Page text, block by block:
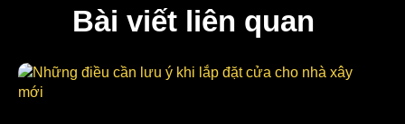
Bài viết liên quan